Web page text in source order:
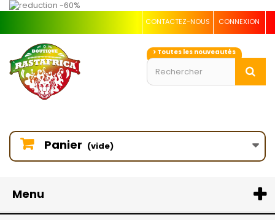
CONNEXION
CONTACTEZ-NOUS
> Toutes les nouveautés
Panier (vide)
Menu